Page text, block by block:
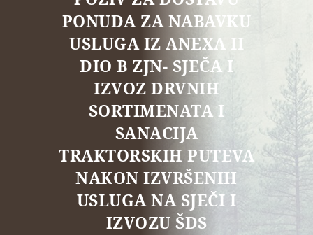
PONUDA ZA NABAVKU
USLUGA IZ ANEXA II
DIO B ZJN- SJEČA I
IZVOZ DRVNIH
SORTIMENATA I
SANACIJA
TRAKTORSKIH PUTEVA
NAKON IZVRŠENIH
USLUGA NA SJEČI I
IZVOZU ŠDS